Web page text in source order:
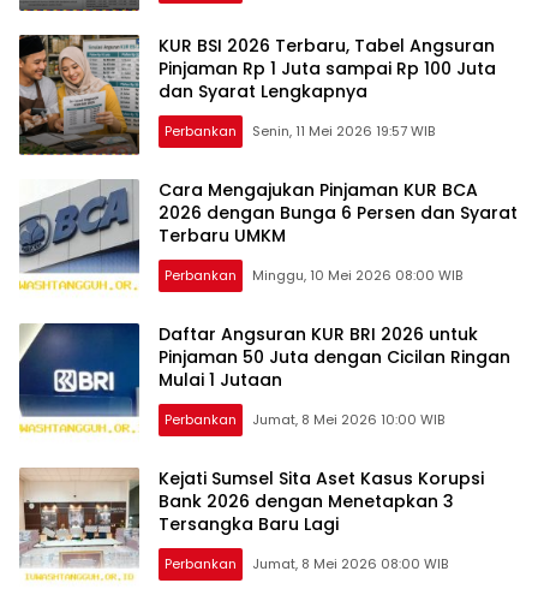
KUR BSI 2026 Terbaru, Tabel Angsuran
Pinjaman Rp 1 Juta sampai Rp 100 Juta
dan Syarat Lengkapnya
Perbankan Senin, 11 Mei 2026 19:57 WIB
Cara Mengajukan Pinjaman KUR BCA
2026 dengan Bunga 6 Persen dan Syarat
Terbaru UMKM
Perbankan Minggu, 10 Mei 2026 08:00 WIB
Daftar Angsuran KUR BRI 2026 untuk
Pinjaman 50 Juta dengan Cicilan Ringan
Mulai 1 Jutaan
Perbankan Jumat, 8 Mei 2026 10:00 WIB
Kejati Sumsel Sita Aset Kasus Korupsi
Bank 2026 dengan Menetapkan 3
Tersangka Baru Lagi
Perbankan Jumat, 8 Mei 2026 08:00 WIB